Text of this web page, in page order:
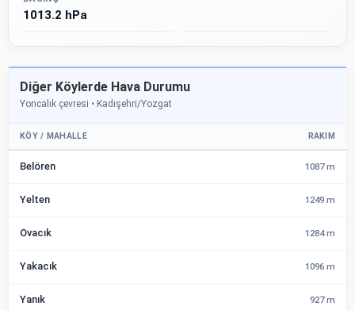
1013.2 hPa
Diğer Köylerde Hava Durumu
Yoncalık çevresi • Kadışehri/Yozgat
KÖY / MAHALLE RAKIM
Belören 1087 m
Yelten 1249 m
Ovacık 1284 m
Yakacık 1096 m
Yanık 927 m